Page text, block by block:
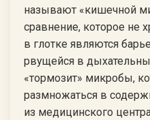
называют «кишечной
сравнение, которое не
в глотке являются
рвущейся в
«тормозит» микробы,
размножаться в
из медицинского